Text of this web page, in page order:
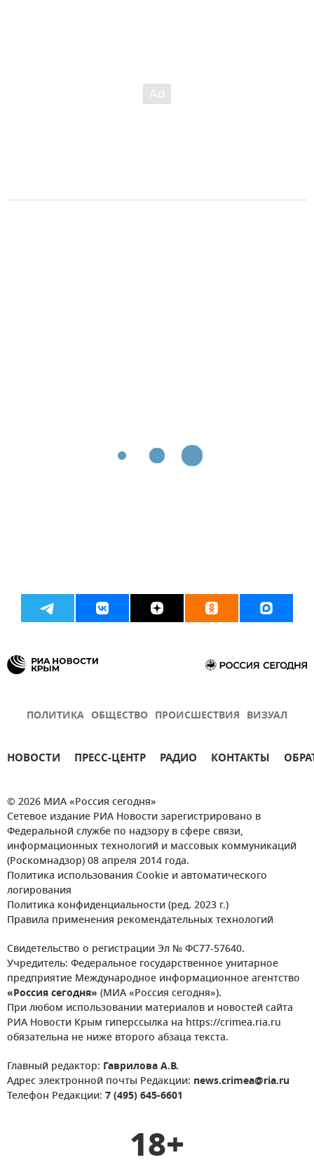
ПОЛИТИКА ОБЩЕСТВО ПРОИСШЕСТВИЯ ВИЗУАЛ
НОВОСТИ ПРЕСС-ЦЕНТР РАДИО КОНТАКТЫ
© 2026 МИА «Россия сегодня»
Сетевое издание РИА Новости зарегистрировано в
Федеральной службе по надзору в сфере связи,
информационных технологий и массовых коммуникаций
(Роскомнадзор) 08 апреля 2014 года.
Политика использования Cookie и автоматического
логирования
Политика конфиденциальности (ред. 2023 г.)
Правила применения рекомендательных технологий
Свидетельство о регистрации Эл № ФС77-57640.
Учредитель: Федеральное государственное унитарное
предприятие Международное информационное агентство
«Россия сегодня» (МИА «Россия сегодня»).
При любом использовании материалов и новостей сайта
РИА Новости Крым гиперссылка на https://crimea.ria.ru
обязательна не ниже второго абзаца текста.
Главный редактор: Гаврилова А.В.
Адрес электронной почты Редакции: news.crimea@ria.ru
Телефон Редакции: 7 (495) 645-6601
18+